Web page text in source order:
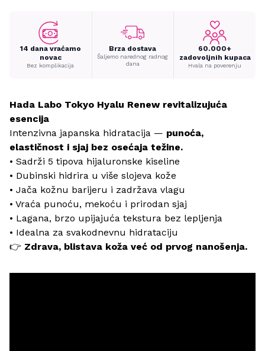
14 dana vraćamo
novac
Bez komplikacija
Brza dostava
Šaljemo narednog radnog
dana
60.000+
zadovoljnih kupaca
Hvala na poverenju
Hada Labo Tokyo Hyalu Renew revitalizujuća
esencija
Intenzivna japanska hidratacija — punoća,
elastičnost i sjaj bez osećaja težine.
• Sadrži 5 tipova hijaluronske kiseline
• Dubinski hidrira u više slojeva kože
• Jača kožnu barijeru i zadržava vlagu
• Vraća punoću, mekoću i prirodan sjaj
• Lagana, brzo upijajuća tekstura bez lepljenja
• Idealna za svakodnevnu hidrataciju
👉 Zdrava, blistava koža već od prvog nanošenja.